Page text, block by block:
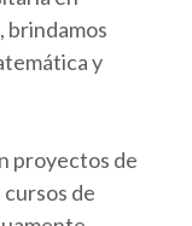
brindamos
y
proyectos de
de